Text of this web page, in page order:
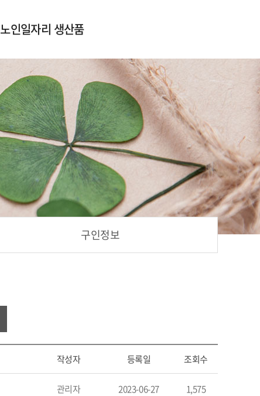
노인일자리 생산품
먹거리
생활용품
뷰티용품
기타용품
구인정보
작성자 등록일 조회수
관리자 2023-06-27 1,575